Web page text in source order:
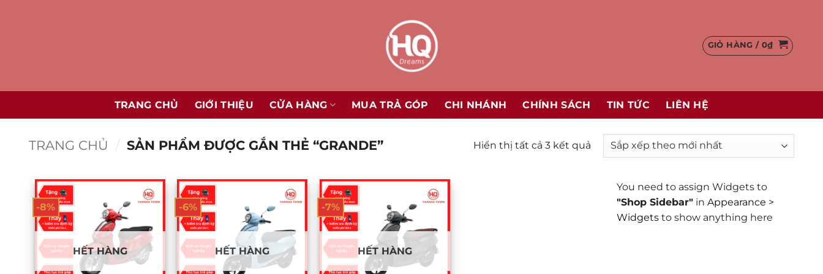
GIỎ HÀNG / 0₫
TRANG CHỦ GIỚI THIỆU CỬA HÀNG MUA TRẢ GÓP CHI NHÁNH CHÍNH SÁCH TIN TỨC LIÊN HỆ
TRANG CHỦ / SẢN PHẨM ĐƯỢC GẮN THẺ “GRANDE” Hiển thị tất cả 3 kết quảĐã
sắp
-8%
HẾT HÀNG
-6%
HẾT HÀNG
-7%
HẾT HÀNG
You need to assign Widgets to
"Shop Sidebar" in Appearance >
Widgets to show anything here